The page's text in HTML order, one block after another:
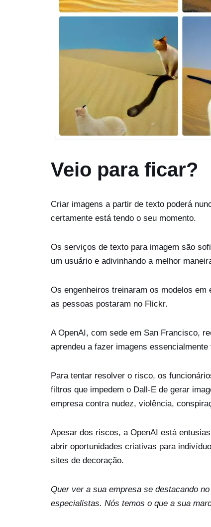
Veio para ficar?
Criar imagens a partir de texto poderá
certamente está tendo o seu momento.
Os serviços de texto para imagem são
um usuário e adivinhando a melhor
Os engenheiros treinaram os modelos
as pessoas postaram no Flickr.
A OpenAI, com sede em San Francisco,
aprendeu a fazer imagens
Para tentar resolver o risco, os
filtros que impedem o Dall-E de gerar
empresa contra nudez, violência,
Apesar dos riscos, a OpenAI está
abrir oportunidades criativas para
sites de decoração.
Quer ver a sua empresa se destacando
especialistas. Nós temos o que a sua